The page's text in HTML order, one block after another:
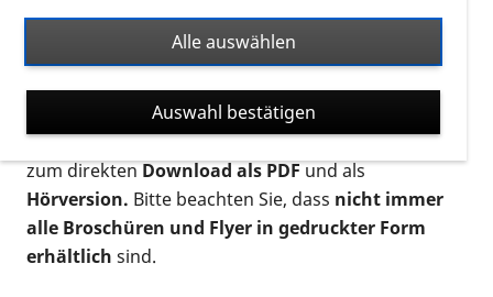
Ort. Nutzen Sie den Formatfilter, um ausschließlich
nach Flyern und Broschüren, Audios oder Videos zu
suchen. Die meisten Flyer und Broschüren werden in
verschiedenen Formaten angeboten: zur
postalischen Bestellung als gedruckte Variante
zum direktenDownload als PDFund als
Hörversion. Bitte beachten Sie, dass nicht immer
alle Broschüren und Flyer in gedruckter Form
erhältlich sind.
Alle auswählen
Auswahl bestätigen